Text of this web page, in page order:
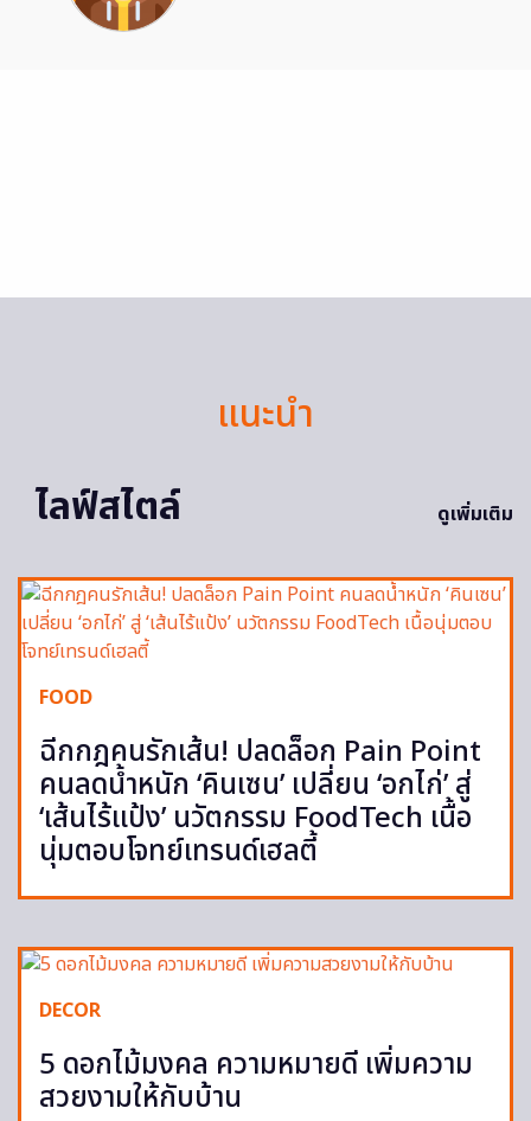
แนะนำ
ไลฟ์สไตล์
ดูเพิ่มเติม
FOOD
ฉีกกฎคนรักเส้น! ปลดล็อก Pain Point
คนลดน้ำหนัก ‘คินเซน’ เปลี่ยน ‘อกไก่’ สู่
‘เส้นไร้แป้ง’ นวัตกรรม FoodTech เนื้อ
นุ่มตอบโจทย์เทรนด์เฮลตี้
DECOR
5 ดอกไม้มงคล ความหมายดี เพิ่มความ
สวยงามให้กับบ้าน